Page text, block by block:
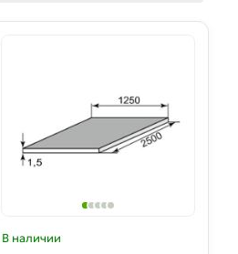
В наличии